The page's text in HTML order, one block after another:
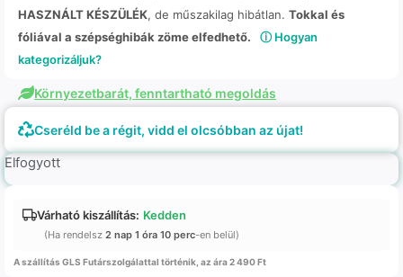
HASZNÁLT KÉSZÜLÉK, de műszakilag hibátlan. Tokkal és
fóliával a szépséghibák zöme elfedhető.
ⓘ Hogyan
kategorizáljuk?
Környezetbarát, fenntartható megoldás
Cseréld be a régit, vidd el olcsóbban az újat!
Elfogyott
Várható kiszállítás: Kedden
(Ha rendelsz 2 nap 1 óra 10 perc-en belül)
A szállítás GLS Futárszolgálattal történik, az ára 2 490 Ft